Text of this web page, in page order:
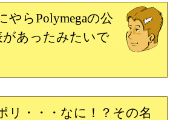
やらPolymegaの公
があったみたいで
リ・・・なに！？その名